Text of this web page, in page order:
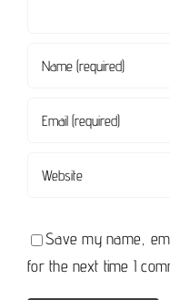
Save my name,
for the next time I